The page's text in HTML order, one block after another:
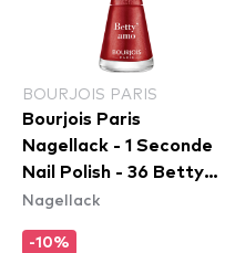
BOURJOIS PARIS
Bourjois Paris
Nagellack - 1 Seconde
Nail Polish - 36 Betty
´Amo
Nagellack
-10%